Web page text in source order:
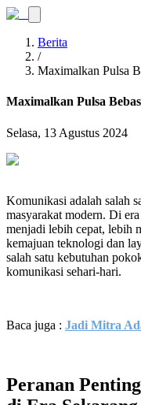
Berita
/
Maximalkan Pulsa
Maximalkan Pulsa
Selasa, 13 Agustus 2024
Komunikasi adalah salah
masyarakat modern. Di
menjadi lebih cepat, lebih
kemajuan teknologi dan
salah satu kebutuhan
komunikasi sehari-hari.
Baca juga : Jadi Mitra
Peranan